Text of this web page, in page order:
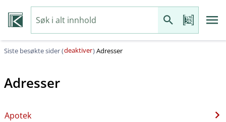
Siste besøkte sider (deaktiver)Adresser
Adresser
Apotek